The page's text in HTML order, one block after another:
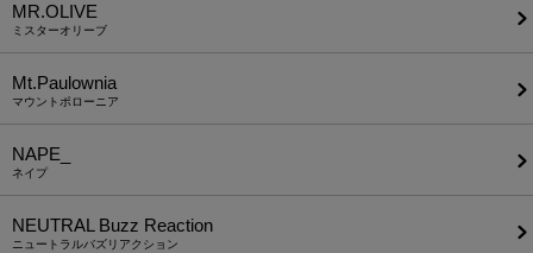
MR.OLIVE
ミスターオリーブ
Mt.Paulownia
マウントポローニア
NAPE_
ネイプ
NEUTRAL Buzz Reaction
ニュートラルバズリアクション